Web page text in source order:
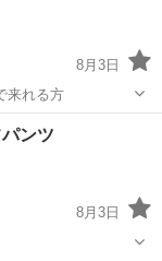
8月3日
駅近辺まで来れる方
レーニング
ンツ
8月3日